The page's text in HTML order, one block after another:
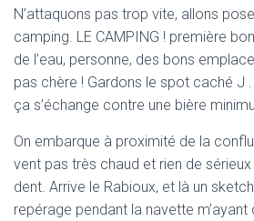
N’attaquons pas trop vite, allons
camping. LE CAMPING ! première
de l’eau, personne, des bons
pas chère ! Gardons le spot caché J .
ça s’échange contre une bière
On embarque à proximité de la
vent pas très chaud et rien de
dent. Arrive le Rabioux, et là un
repérage pendant la navette